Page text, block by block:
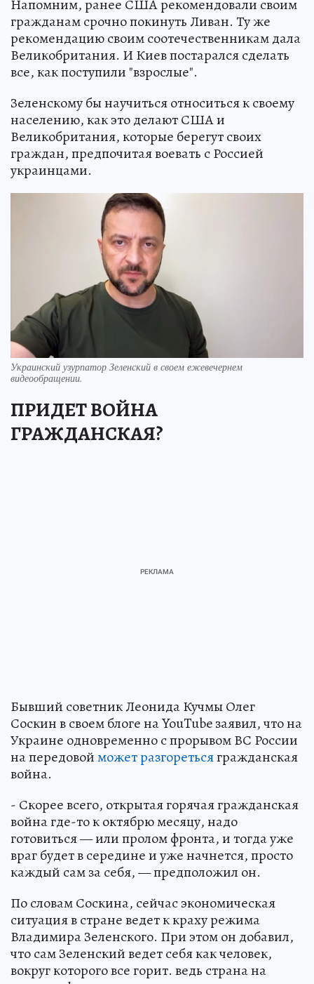
Напомним, ранее США рекомендовали своим
гражданам срочно покинуть Ливан. Ту же
рекомендацию своим соотечественникам дала
Великобритания. И Киев постарался сделать
все, как поступили "взрослые".
Зеленскому бы научиться относиться к своему
населению, как это делают США и
Великобритания, которые берегут своих
граждан, предпочитая воевать с Россией
украинцами.
Украинский узурпатор Зеленский в своем ежевечернем
видеообращении.
ПРИДЕТ ВОЙНА
ГРАЖДАНСКАЯ?
Бывший советник Леонида Кучмы Олег
Соскин в своем блоге на YouTube заявил, что на
Украине одновременно с прорывом ВС России
на передовойможет разгоретьсягражданская
война.
- Скорее всего, открытая горячая гражданская
война где-то к октябрю месяцу, надо
готовиться — или пролом фронта, и тогда уже
враг будет в середине и уже начнется, просто
каждый сам за себя, — предположил он.
По словам Соскина, сейчас экономическая
ситуация в стране ведет к краху режима
Владимира Зеленского. При этом он добавил,
что сам Зеленский ведет себя как человек,
вокруг которого все горит. ведь страна на